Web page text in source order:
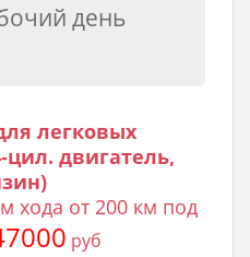
день
легковых
двигатель,
хода от 200 км под
руб